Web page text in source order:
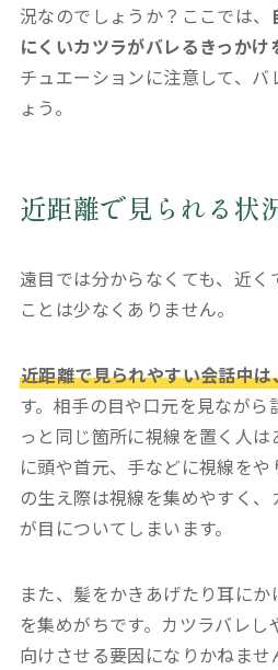
況なのでしょうか？ここでは、
にくいカツラがバレるきっかけ
チュエーションに注意して、
ょう。
近距離で見られる状
遠目では分からなくても、近
ことは少なくありません。
近距離で見られやすい会話中
す。相手の目や口元を見なが
っと同じ箇所に視線を置く人
に頭や首元、手などに視線をや
の生え際は視線を集めやすく
が目についてしまいます。
また、髪をかきあげたり耳に
を集めがちです。カツラバレ
向けさせる要因になりかねませ